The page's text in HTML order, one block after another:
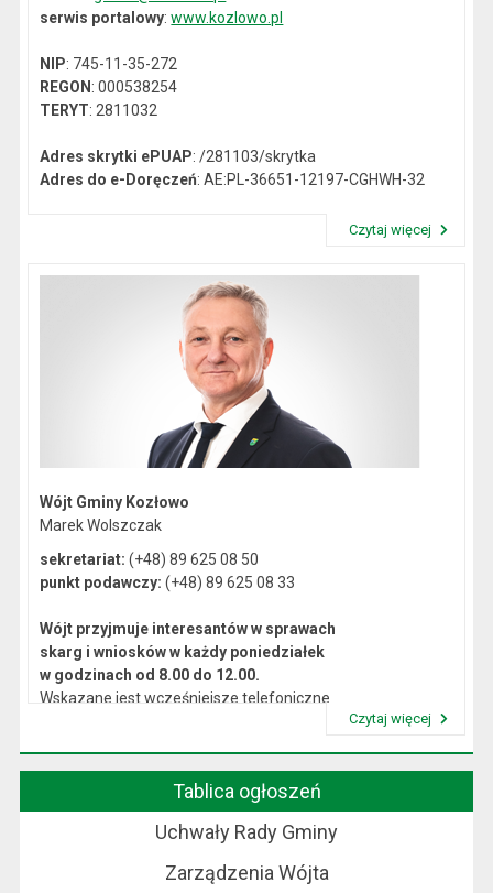
serwis portalowy:www.kozlowo.pl
NIP: 745-11-35-272
REGON: 000538254
TERYT: 2811032
Adres skrytki ePUAP: /281103/skrytka
Adres do e-Doręczeń: AE:PL-36651-12197-CGHWH-32
Czytaj więcej
Wójt Gminy Kozłowo
Marek Wolszczak
sekretariat: (+48) 89 625 08 50
punkt podawczy: (+48) 89 625 08 33
Wójt przyjmuje interesantów w sprawach
skarg i wniosków w każdy poniedziałek
w godzinach od 8.00 do 12.00.
Wskazane jest wcześniejsze telefoniczne
Czytaj więcej
Tablica ogłoszeń
Uchwały Rady Gminy
Zarządzenia Wójta